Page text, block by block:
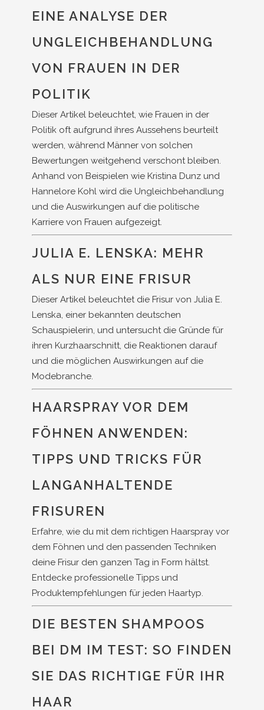
EINE ANALYSE DER
UNGLEICHBEHANDLUNG
VON FRAUEN IN DER
POLITIK
Dieser Artikel beleuchtet, wie Frauen in der
Politik oft aufgrund ihres Aussehens beurteilt
werden, während Männer von solchen
Bewertungen weitgehend verschont bleiben.
Anhand von Beispielen wie Kristina Dunz und
Hannelore Kohl wird die Ungleichbehandlung
und die Auswirkungen auf die politische
Karriere von Frauen aufgezeigt.
JULIA E. LENSKA: MEHR
ALS NUR EINE FRISUR
Dieser Artikel beleuchtet die Frisur von Julia E.
Lenska, einer bekannten deutschen
Schauspielerin, und untersucht die Gründe für
ihren Kurzhaarschnitt, die Reaktionen darauf
und die möglichen Auswirkungen auf die
Modebranche.
HAARSPRAY VOR DEM
FÖHNEN ANWENDEN:
TIPPS UND TRICKS FÜR
LANGANHALTENDE
FRISUREN
Erfahre, wie du mit dem richtigen Haarspray vor
dem Föhnen und den passenden Techniken
deine Frisur den ganzen Tag in Form hältst.
Entdecke professionelle Tipps und
Produktempfehlungen für jeden Haartyp.
DIE BESTEN SHAMPOOS
BEI DM IM TEST: SO FINDEN
SIE DAS RICHTIGE FÜR IHR
HAAR